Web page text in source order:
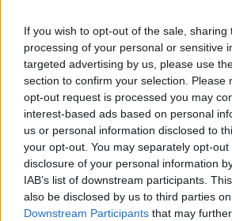
If you wish to opt-out of the sale, sharing
processing of your personal or sensitive
targeted advertising by us, please use
section to confirm your selection. Please
opt-out request is processed you may
interest-based ads based on personal
us or personal information disclosed to
your opt-out. You may separately opt-
disclosure of your personal information
IAB’s list of downstream participants.
also be disclosed by us to third parties
Downstream Participants that may
Οι ολιγάρχες του
στόχαστρο: Η νέα
Ουγγαρίας
για όσους
«καθεστώς»